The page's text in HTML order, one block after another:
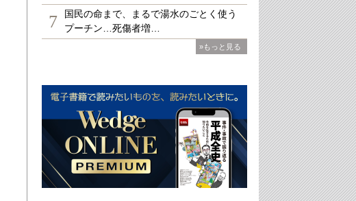
7
国民の命まで、まるで湯水のごとく使う
プーチン…死傷者増…
»もっと見る